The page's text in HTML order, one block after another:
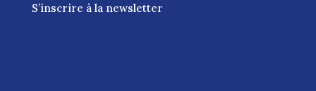
S’inscrire à la newsletter